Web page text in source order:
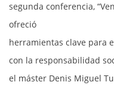
segunda conferencia,
ofreció
herramientas clave para
con la responsabilidad
el máster Denis Miguel